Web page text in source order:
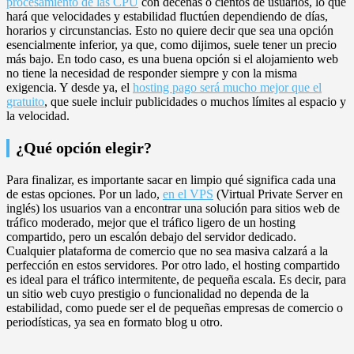
hará que velocidades y estabilidad fluctúen dependiendo de días,
horarios y circunstancias. Esto no quiere decir que sea una opción
esencialmente inferior, ya que, como dijimos, suele tener un precio
más bajo. En todo caso, es una buena opción si el alojamiento web
no tiene la necesidad de responder siempre y con la misma
exigencia. Y desde ya, el hosting pago será mucho mejor que el
gratuito, que suele incluir publicidades o muchos límites al espacio y
la velocidad.
¿Qué opción elegir?
Para finalizar, es importante sacar en limpio qué significa cada una
de estas opciones. Por un lado, en el VPS (Virtual Private Server en
inglés) los usuarios van a encontrar una solución para sitios web de
tráfico moderado, mejor que el tráfico ligero de un hosting
compartido, pero un escalón debajo del servidor dedicado.
Cualquier plataforma de comercio que no sea masiva calzará a la
perfección en estos servidores. Por otro lado, el hosting compartido
es ideal para el tráfico intermitente, de pequeña escala. Es decir, para
un sitio web cuyo prestigio o funcionalidad no dependa de la
estabilidad, como puede ser el de pequeñas empresas de comercio o
periodísticas, ya sea en formato blog u otro.